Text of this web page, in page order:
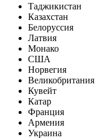
Таджикистан
Казахстан
Белоруссия
Латвия
Монако
США
Норвегия
Великобритания
Кувейт
Катар
Франция
Армения
Украина